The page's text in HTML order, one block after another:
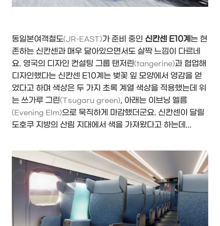
동일본여객철도(JR-EAST)가 준비 중인 신칸센 E10계 는 현
존하는 신칸센과 매우 닮아있으면서도 살짝 느낌이 다르네
요. 영국의 디자인 컨설팅 그룹 탠저린(tangerine)과 협업해
디자인했다는 신칸센 E10계는 벚꽃 잎 모양에서 영감을 얻
었다고 하며 색상은 두 가지 초록 계열 색상을 적용했는데 위
는 쓰가루 그린(Tsugaru green), 아래는 이브닝 엘름
(Evening Elm)으로 묵직하게 마감했더군요. 신칸센이 달릴
도호쿠 지방의 산림 지대에서 색을 가져왔다고 하는데...